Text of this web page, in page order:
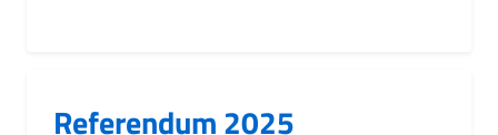
Referendum 2025